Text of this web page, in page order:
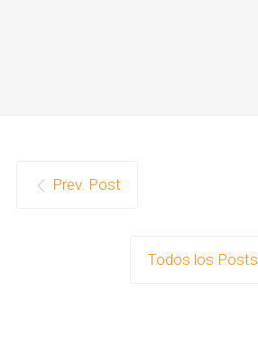
Prev. Post
Todos los Posts